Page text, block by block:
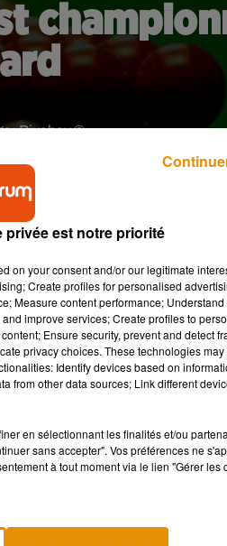
Pixabay ©
la plus haute place
remporter la médaille d’or par
au Billard club Legrand de
de l’équipe de France junior est
club où s’entraine Marion. Elle
son équipe de club à la montée
privée est notre priorité
on your consent and/or our legitimate
Create profiles for personalised
Measure content performance;
improve services; Create profiles to
Ensure security, prevent and detect
privacy choices. These technologies
Identify devices based on
from other data sources; Link different
en sélectionnant les finalités et/ou
sans accepter". Vos préférences ne
à tout moment via le lien "Gérer les